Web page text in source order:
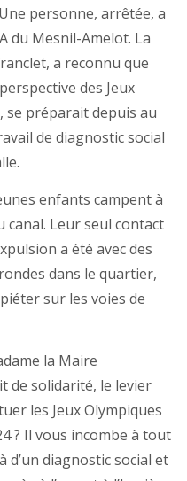
personne, arrêtée, a
du Mesnil-Amelot. La
a reconnu que
des Jeux
se préparait depuis au
de diagnostic social
enfants campent à
canal. Leur seul contact
a été avec des
dans le quartier,
sur les voies de
la Maire
de solidarité, le levier
les Jeux Olympiques
? Il vous incombe à tout
d’un diagnostic social et